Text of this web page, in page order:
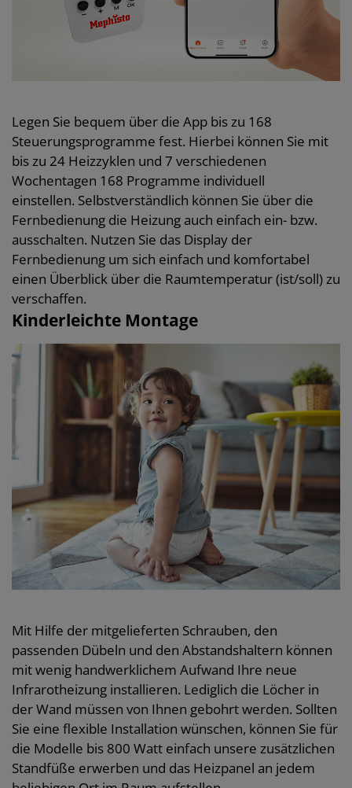
Legen Sie bequem über die App bis zu 168
Steuerungsprogramme fest. Hierbei können Sie mit
bis zu 24 Heizzyklen und 7 verschiedenen
Wochentagen 168 Programme individuell
einstellen. Selbstverständlich können Sie über die
Fernbedienung die Heizung auch einfach ein- bzw.
ausschalten. Nutzen Sie das Display der
Fernbedienung um sich einfach und komfortabel
einen Überblick über die Raumtemperatur (ist/soll) zu
verschaffen.
Kinderleichte Montage
Mit Hilfe der mitgelieferten Schrauben, den
passenden Dübeln und den Abstandshaltern können
mit wenig handwerklichem Aufwand Ihre neue
Infrarotheizung installieren. Lediglich die Löcher in
der Wand müssen von Ihnen gebohrt werden. Sollten
Sie eine flexible Installation wünschen, können Sie für
die Modelle bis 800 Watt einfach unsere zusätzlichen
Standfüße erwerben und das Heizpanel an jedem